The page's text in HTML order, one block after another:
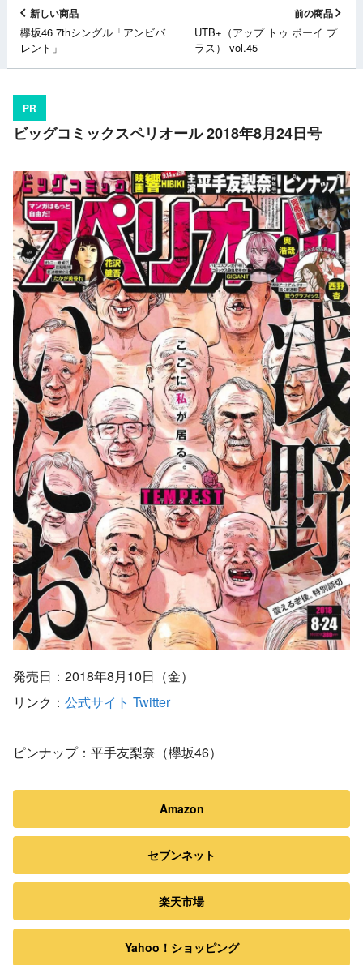
新しい商品
欅坂46 7thシングル「アンビバ
レント」
前の商品
UTB+（アップ トゥ ボーイ プ
ラス） vol.45
PR
ビッグコミックスペリオール 2018年8月24日号
発売日：2018年8月10日（金）
リンク： 公式サイト Twitter
ピンナップ：平手友梨奈（欅坂46）
Amazon
セブンネット
楽天市場
Yahoo！ショッピング